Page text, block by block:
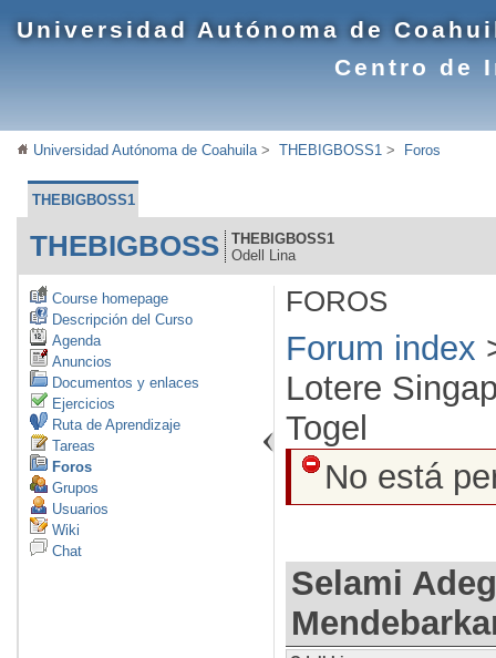
Universidad Autónoma de
Centro de
Universidad Autónoma de Coahuila> THEBIGBOSS1 > Foros
THEBIGBOSS1
THEBIGBOSS
THEBIGBOSS1
Odell Lina
Course homepage
Descripción del Curso
Agenda
Anuncios
Documentos y enlaces
Ejercicios
Ruta de Aprendizaje
Tareas
Foros
Grupos
Usuarios
Wiki
Chat
FOROS
Forum index
Lotere
Togel
No está
Selami